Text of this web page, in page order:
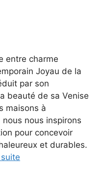
entre charme
Joyau de la
par son
beauté de sa Venise
maisons à
nous nous inspirons
pour concevoir
et durables.